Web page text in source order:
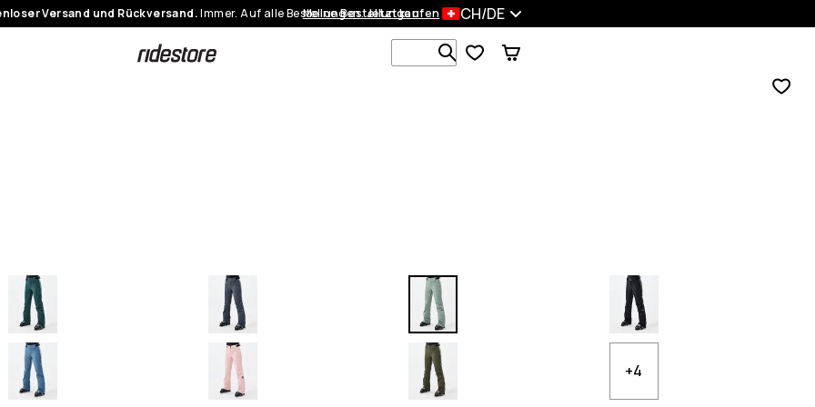
Versand und Rückversand.Immer. Auf alle Bestellungen.Jetzt kaufen
Meine Bestellungen CH/DE
Durchsuche 1 000+ Produkte
+4